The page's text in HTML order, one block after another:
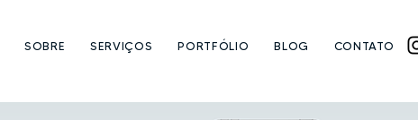
SOBRE SERVIÇOS PORTFÓLIO BLOG CONTATO